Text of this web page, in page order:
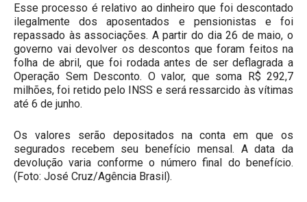
Esse processo é relativo ao dinheiro que foi descontado
ilegalmente dos aposentados e pensionistas e foi
repassado às associações. A partir do dia 26 de maio, o
governo vai devolver os descontos que foram feitos na
folha de abril, que foi rodada antes de ser deflagrada a
Operação Sem Desconto. O valor, que soma R$ 292,7
milhões, foi retido pelo INSS e será ressarcido às vítimas
até 6 de junho.
Os valores serão depositados na conta em que os
segurados recebem seu benefício mensal. A data da
devolução varia conforme o número final do benefício.
(Foto: José Cruz/Agência Brasil).